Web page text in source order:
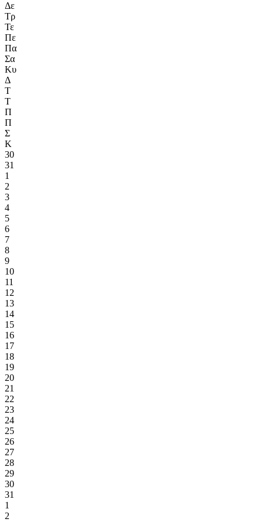
Δε
Τρ
Τε
Πε
Πα
Σα
Κυ
Δ
Τ
Τ
Π
Π
Σ
Κ
30
31
1
2
3
4
5
6
7
8
9
10
11
12
13
14
15
16
17
18
19
20
21
22
23
24
25
26
27
28
29
30
31
1
2